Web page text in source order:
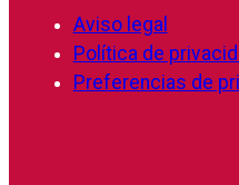
Aviso legal
Política de
Preferencias de